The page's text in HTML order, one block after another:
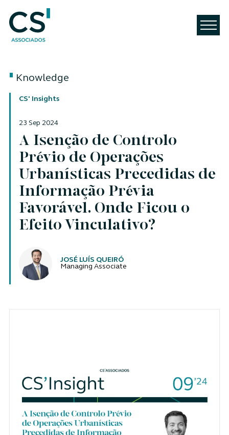
Knowledge
CS' Insights
23 Sep 2024
A Isenção de Controlo
Prévio de Operações
Urbanísticas Precedidas de
Informação Prévia
Favorável. Onde Ficou o
Efeito Vinculativo?
Authors
JOSÉ LUÍS QUEIRÓ
Managing Associate